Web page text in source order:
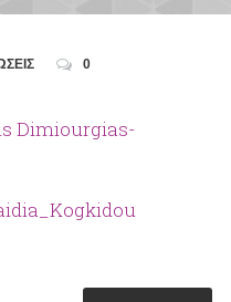
0
Dimiourgias-